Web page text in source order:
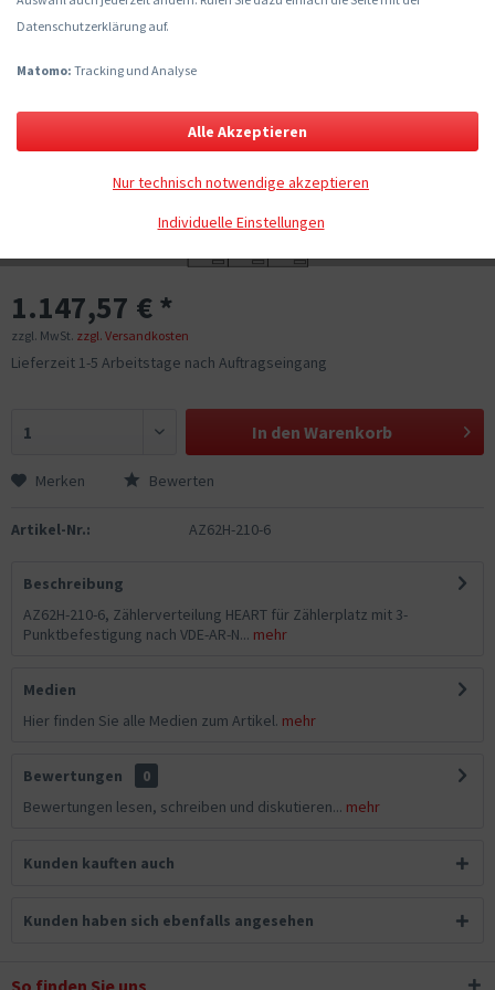
1.147,57 € *
zzgl. MwSt. zzgl. Versandkosten
Lieferzeit 1-5 Arbeitstage nach Auftragseingang
In den Warenkorb
Merken Bewerten
Artikel-Nr.: AZ62H-210-6
Beschreibung
AZ62H-210-6, Zählerverteilung HEART für Zählerplatz mit 3-
Punktbefestigung nach VDE-AR-N... mehr
Medien
Hier finden Sie alle Medien zum Artikel. mehr
Bewertungen
0
Bewertungen lesen, schreiben und diskutieren... mehr
Kunden kauften auch
Kunden haben sich ebenfalls angesehen
Datenschutzerklärung auf.
Matomo: Tracking und Analyse
Individuelle Einstellungen
Nur technisch notwendige akzeptieren
Alle Akzeptieren